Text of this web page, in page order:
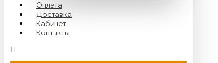
Оплата
Доставка
Кабинет
Контакты